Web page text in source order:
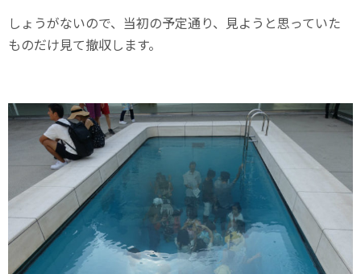
しょうがないので、当初の予定通り、見ようと思っていた
ものだけ見て撤収します。